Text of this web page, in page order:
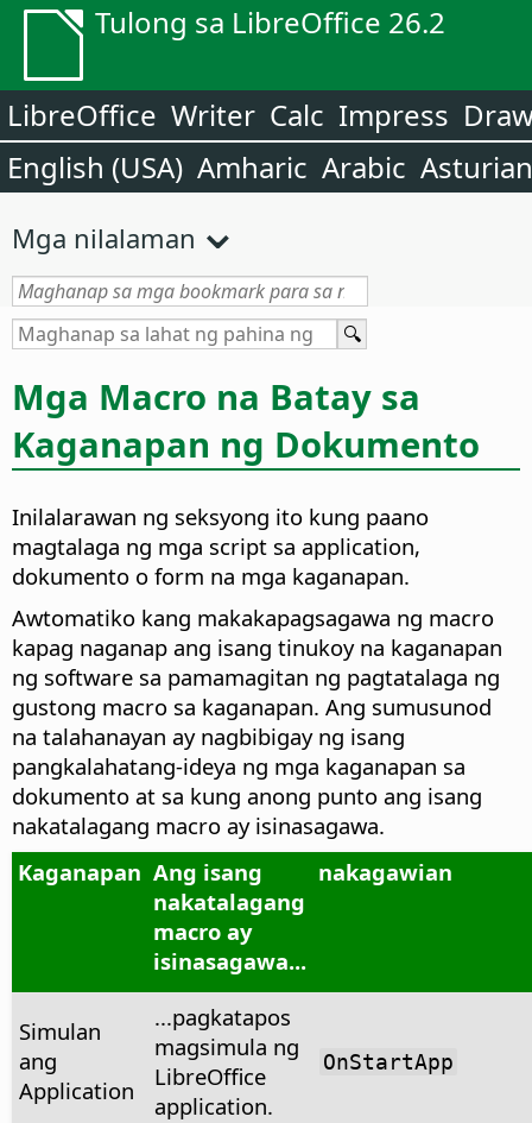
Tulong sa LibreOffice 26.2
LibreOffice Writer Calc Impress
English (USA) Amharic Arabic Asturian
Mga nilalaman
Mga Macro na Batay sa
Kaganapan ng Dokumento
Inilalarawan ng seksyong ito kung paano
magtalaga ng mga script sa application,
dokumento o form na mga kaganapan.
Awtomatiko kang makakapagsagawa ng macro
kapag naganap ang isang tinukoy na kaganapan
ng software sa pamamagitan ng pagtatalaga ng
gustong macro sa kaganapan. Ang sumusunod
na talahanayan ay nagbibigay ng isang
pangkalahatang-ideya ng mga kaganapan sa
dokumento at sa kung anong punto ang isang
nakatalagang macro ay isinasagawa.
Kaganapan Ang isang
nakatalagang
macro ay
isinasagawa...
nakagawian
Simulan
ang
Application
...pagkatapos
magsimula ng
LibreOffice
application.
OnStartApp